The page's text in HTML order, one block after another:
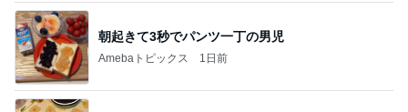
朝起きて3秒でパンツ一丁の男児
Amebaトピックス 1日前